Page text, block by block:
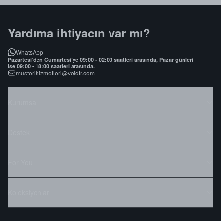
Yardıma ihtiyacın var mı?
WhatsApp
Pazartesi’den Cumartesi’ye 09:00 - 02:00 saatleri arasında, Pazar günleri
ise 09:00 - 18:00 saatleri arasında.
musterihizmetleri@voidtr.com